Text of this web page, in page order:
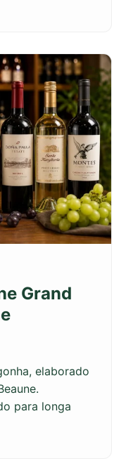
Grand
elaborado
para longa